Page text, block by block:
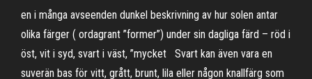
en i många avseenden dunkel beskrivning av hur solen antar
olika färger ( ordagrant ”former”) under sin dagliga färd – röd i
öst, vit i syd, svart i väst, ”mycket Svart kan även vara en
suverän bas för vitt, grått, brunt, lila eller någon knallfärg som